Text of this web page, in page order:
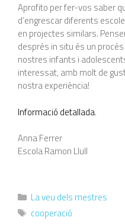
Aprofito per fer-vos saber
d’engrescar diferents
en projectes similars.
després in situ és un
nostres infants i
interessat, amb molt de
nostra experiència!
Informació detallada.
Anna Ferrer
Escola Ramon Llull
La veu dels mestres
cooperació